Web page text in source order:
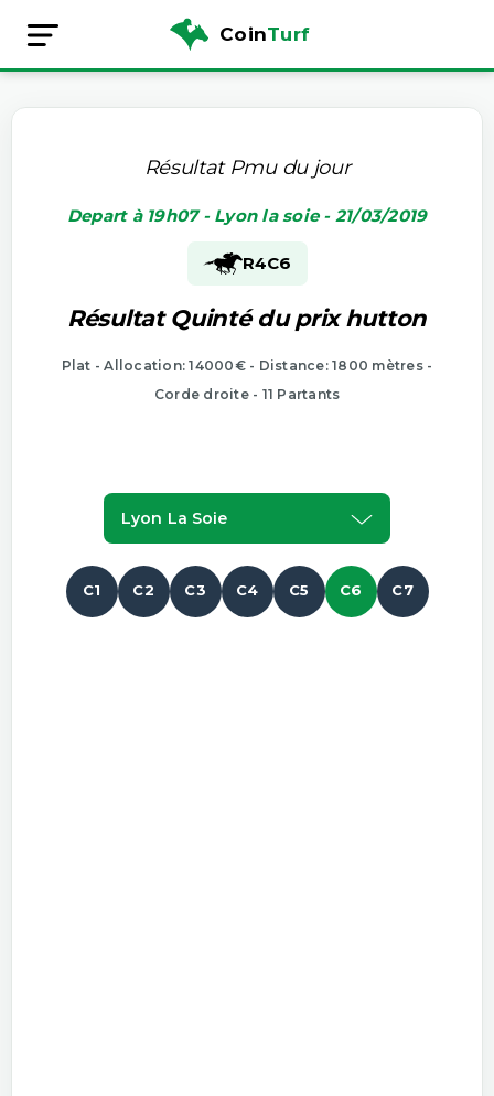
CoinTurf
Résultat Pmu du jour
Depart à 19h07 - Lyon la soie - 21/03/2019
R4C6
Résultat Quinté du prix hutton
Plat - Allocation: 14000€ - Distance: 1800 mètres -
Corde droite - 11 Partants
Lyon La Soie
C1 C2 C3 C4 C5 C6 C7